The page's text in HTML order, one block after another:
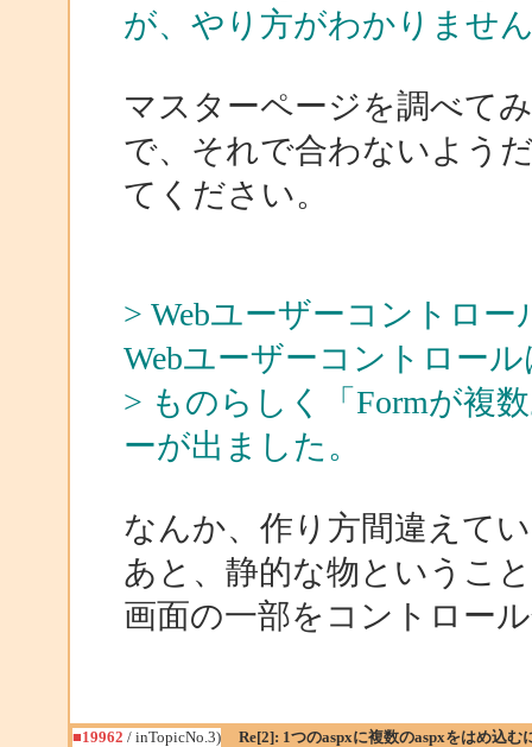
が、やり方がわかりませ
マスターページを調べて
で、それで合わないよう
てください。
> Webユーザーコントロ
Webユーザーコントロー
> ものらしく「Formが複
ーが出ました。
なんか、作り方間違えて
あと、静的な物というこ
画面の一部をコントロー
■19962 / inTopicNo.3) Re[2]: 1つのaspxに複数のaspxをはめ込む